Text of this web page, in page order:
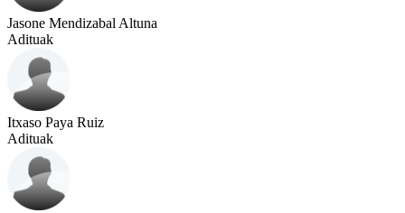
Jasone Mendizabal Altuna
Adituak
Itxaso Paya Ruiz
Adituak